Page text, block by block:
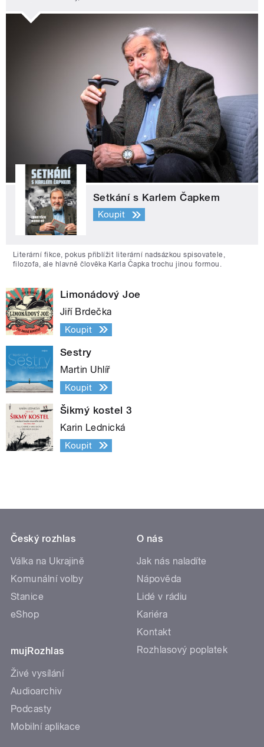
Setkání s Karlem Čapkem
Koupit
Literární fikce, pokus přiblížit literární nadsázkou spisovatele,
filozofa, ale hlavně člověka Karla Čapka trochu jinou formou.
Limonádový Joe
Jiří Brdečka
Koupit
Sestry
Martin Uhlíř
Koupit
Šikmý kostel 3
Karin Lednická
Koupit
Český rozhlas
Válka na Ukrajině
Komunální volby
Stanice
eShop
mujRozhlas
Živé vysílání
Audioarchiv
Podcasty
Mobilní aplikace
O nás
Jak nás naladíte
Nápověda
Lidé v rádiu
Kariéra
Kontakt
Rozhlasový poplatek